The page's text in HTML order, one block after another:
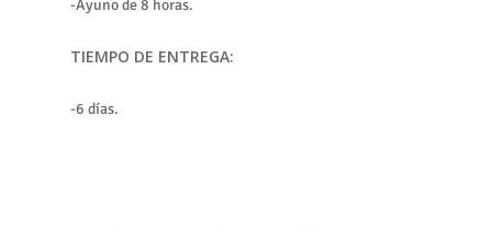
-Ayuno de 8 horas.
TIEMPO DE ENTREGA:
-6 días.